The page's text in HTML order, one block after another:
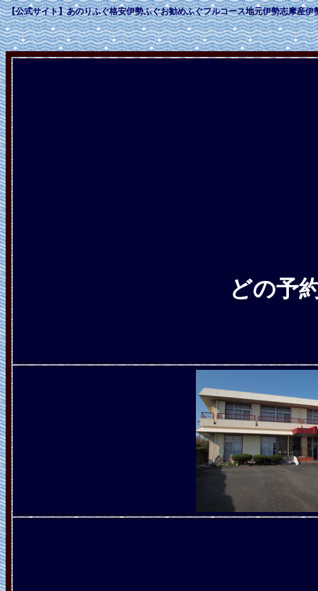
【公式サイト】あのりふぐ格安伊勢ふぐお勧めふぐフルコース地元伊勢志摩産
どの予